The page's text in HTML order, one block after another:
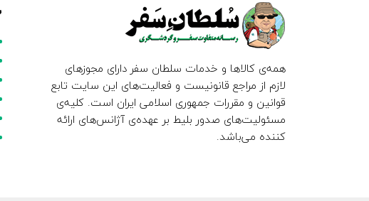
همه‌ی کالاها و خدمات سلطان سفر دارای مجوزهای
لازم از مراجع قانونیست و فعالیت‌های این سایت تابع
قوانین و مقررات جمهوری اسلامی ایران است. کلیه‌ی
مسئولیت‌های صدور بلیط بر عهده‌ی آژانس‌های ارائه
کننده می‌باشد.